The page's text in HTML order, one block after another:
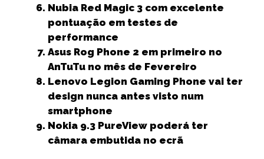
Nubia Red Magic 3 com excelente
pontuação em testes de
performance
Asus Rog Phone 2 em primeiro no
AnTuTu no mês de Fevereiro
Lenovo Legion Gaming Phone vai ter
design nunca antes visto num
smartphone
Nokia 9.3 PureView poderá ter
câmara embutida no ecrã